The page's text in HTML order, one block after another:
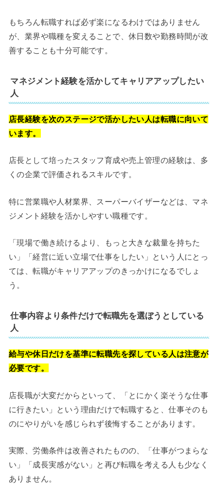
もちろん転職すれば必ず楽になるわけではありません
が、業界や職種を変えることで、休日数や勤務時間が改
善することも十分可能です。
マネジメント経験を活かしてキャリアアップしたい
人
店長経験を次のステージで活かしたい人は転職に向いて
います。
店長として培ったスタッフ育成や売上管理の経験は、多
くの企業で評価されるスキルです。
特に営業職や人材業界、スーパーバイザーなどは、マネ
ジメント経験を活かしやすい職種です。
「現場で働き続けるより、もっと大きな裁量を持ちた
い」「経営に近い立場で仕事をしたい」という人にとっ
ては、転職がキャリアアップのきっかけになるでしょ
う。
仕事内容より条件だけで転職先を選ぼうとしている
人
給与や休日だけを基準に転職先を探している人は注意が
必要です。
店長職が大変だからといって、「とにかく楽そうな仕事
に行きたい」という理由だけで転職すると、仕事そのも
のにやりがいを感じられず後悔することがあります。
実際、労働条件は改善されたものの、「仕事がつまらな
い」「成長実感がない」と再び転職を考える人も少なく
ありません。